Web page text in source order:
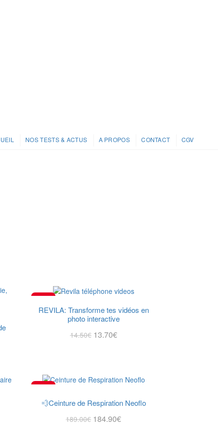
NOS TESTS & ACTUS A PROPOS CONTACT CGV
-6%
NOUVEAU
REVILA: Transforme tes vidéos en
photo interactive
14.50€ 13.70€
-2%
💨Ceinture de Respiration Neoflo
189.00€ 184.90€